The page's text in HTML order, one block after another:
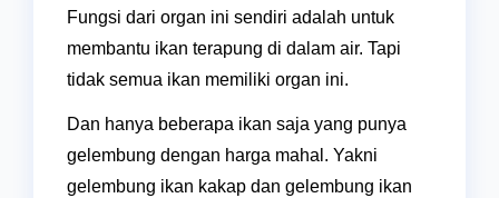
Fungsi dari organ ini sendiri adalah untuk
membantu ikan terapung di dalam air. Tapi
tidak semua ikan memiliki organ ini.
Dan hanya beberapa ikan saja yang punya
gelembung dengan harga mahal. Yakni
gelembung ikan kakap dan gelembung ikan